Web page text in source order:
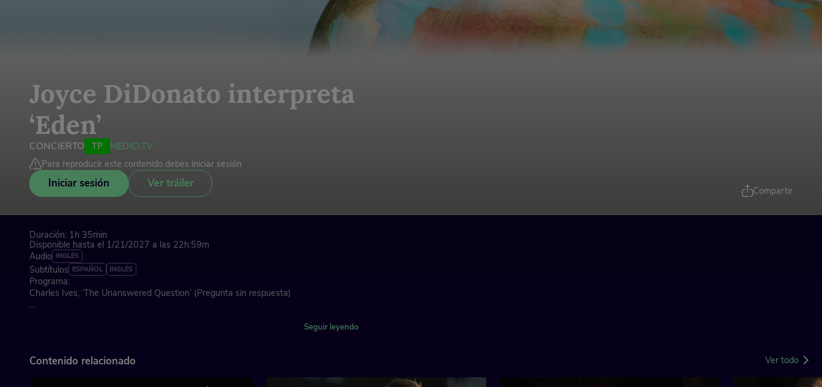
Joyce DiDonato interpreta
‘Eden’
CONCIERTO TP
MEDICI.TV
Para reproducir este contenido debes iniciar sesión
Iniciar sesión Ver tráiler
Compartir
Duración: 1h 35min
Disponible hasta el 1/21/2027 a las 22h:59m
Audio INGLÉS
Subtítulos ESPAÑOL INGLÉS
Programa:
Charles Ives, ‘The Unanswered Question’ (Pregunta sin respuesta)
Marco Uccellini, ‘Sinfonia Terza a cinque stromenti’
Seguir leyendo
Contenido relacionado Ver todo